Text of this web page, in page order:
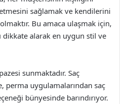
sağlamak ve kendilerini
Bu amaca ulaşmak için,
dikkate alarak en uygun stil ve
sunmaktadır. Saç
perma uygulamalarından saç
bünyesinde barındırıyor.